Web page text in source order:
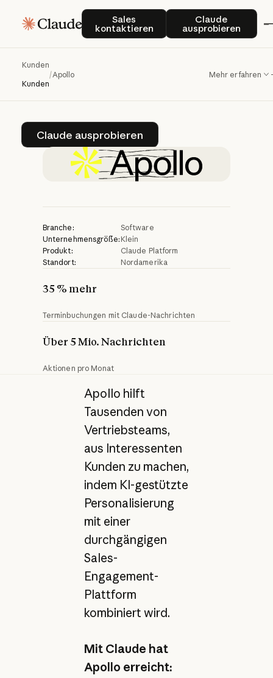
Sales
kontaktieren
Sales kontaktierenClaude
ausprobieren
Claude
Kunden
Kunden
/Apollo Mehr erfahren
Apollobeschleunigt
denOutbound-
Vertrieb
großem
Maßstab
Claude ausprobieren
Claude ausprobieren
Branche:
Software
Unternehmensgröße: Klein
Produkt:
Claude Platform
Standort:
Nordamerika
35 % mehr
Terminbuchungen mit Claude-Nachrichten
Über 5 Mio. Nachrichten
Aktionen pro Monat
Apollo hilft
Tausenden von
Vertriebsteams,
aus Interessenten
Kunden zu machen,
indem KI-gestützte
Personalisierung
mit einer
durchgängigen
Sales-
Engagement-
Plattform
kombiniert wird.
Mit Claude hat
Apollo erreicht: